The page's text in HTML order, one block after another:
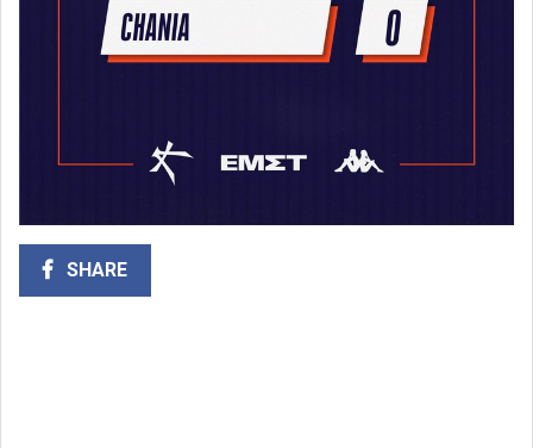
SHARE